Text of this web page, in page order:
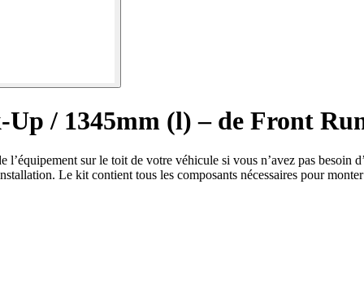
/ 1345mm (l) – de Front
sur le toit de votre véhicule si vous n’avez pas besoin
Le kit contient tous les composants nécessaires pour